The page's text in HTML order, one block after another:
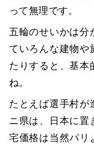
って無理です。
五輪のせいかは分
ていろんな建物や
たりすると、基本
ね。
たとえば選手村が
ニ県は、日本に置
宅価格は当然パリ